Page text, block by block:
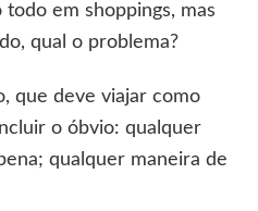
em shoppings, mas
qual o problema?
que deve viajar como
o óbvio: qualquer
qualquer maneira de